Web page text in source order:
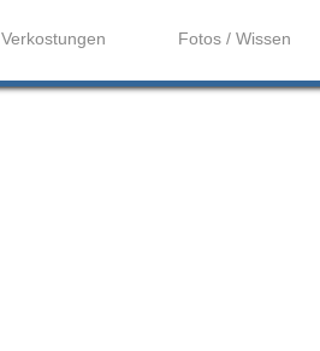
Verkostungen Fotos / Wissen